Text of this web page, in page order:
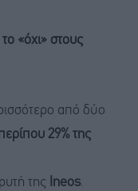
«όχι» στους
από δύο
29% της
της Ineos.